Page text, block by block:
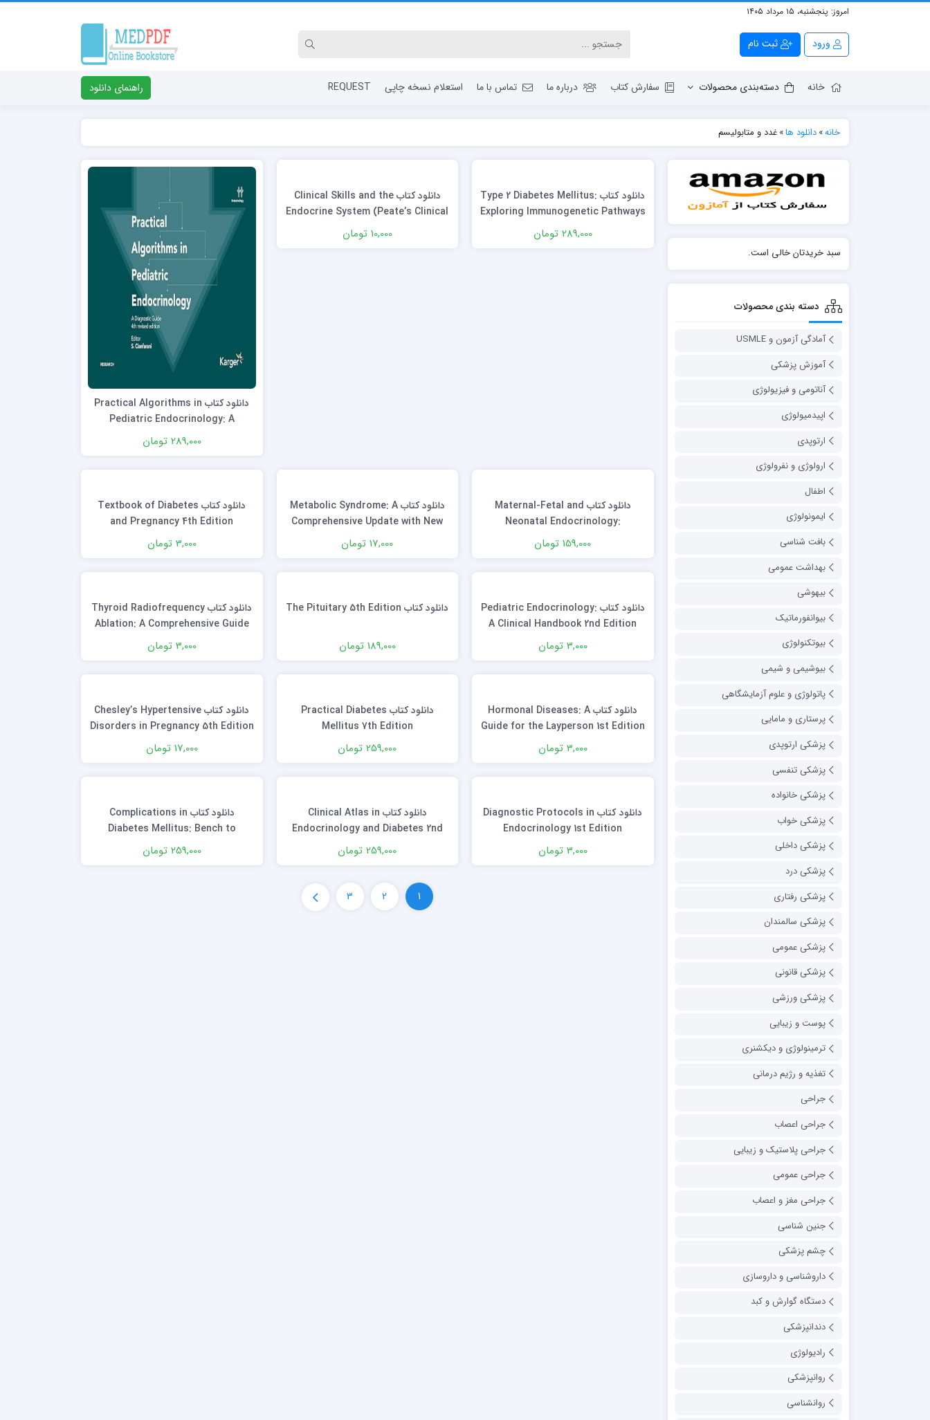
امروز: پنجشنبه، ۱۵ مرداد ۱۴۰۵
ورود ثبت نام
خانه دسته‌بندی محصولات سفارش کتاب درباره ما تماس با ما استعلام نسخه چاپی REQUEST راهنمای دانلود
خانه»دانلود ها»غدد و متابولیسم
دانلود كتاب Type 2 Diabetes Mellitus:
Exploring Immunogenetic Pathways
1st Edition
289,000 تومان
دانلود کتاب Clinical Skills and the
Endocrine System (Peate’s Clinical
Skills)10,000 تومان
دانلود کتاب Practical Algorithms in
Pediatric Endocrinology: A
Diagnostic Guide 4th Edition
289,000 تومان
دانلود کتاب Maternal-Fetal and
Neonatal Endocrinology:
Physiology, Pathophysiology, and
Clinical Management 2nd Edition
159,000 تومان
دانلود کتاب Metabolic Syndrome: A
Comprehensive Update with New
Insights 1st Edition
17,000 تومان
دانلود کتاب Textbook of Diabetes
and Pregnancy 4th Edition
3,000 تومان
دانلود كتاب Pediatric Endocrinology:
A Clinical Handbook 2nd Edition
3,000 تومان
دانلود کتاب The Pituitary 5th Edition
189,000 تومان
دانلود کتاب Thyroid Radiofrequency
Ablation: A Comprehensive Guide
1st Edition
3,000 تومان
دانلود کتاب Hormonal Diseases: A
Guide for the Layperson 1st Edition
3,000 تومان
دانلود کتاب Practical Diabetes
Mellitus 7th Edition
259,000 تومان
دانلود كتاب Chesley’s Hypertensive
Disorders in Pregnancy 5th Edition
17,000 تومان
دانلود كتاب Diagnostic Protocols in
Endocrinology 1st Edition
3,000 تومان
دانلود کتاب Clinical Atlas in
Endocrinology and Diabetes 2nd
Edition
259,000 تومان
دانلود کتاب Complications in
Diabetes Mellitus: Bench to
Bedside with a focus on Bone
Metabolism and Osteoporosis 1st
259,000 تومان
1
2
3
سبد خریدتان خالی است.
دسته بندی محصولات
آمادگی آزمون و USMLE
آموزش پزشکی
آناتومی و فیزیولوژی
اپیدمیولوژی
ارتوپدی
ارولوژی و نفرولوژی
اطفال
ایمونولوژی
بافت شناسی
بهداشت عمومی
بیهوشی
بیوانفورماتیک
بیوتکنولوژی
بیوشیمی و شیمی
پاتولوژی و علوم آزمایشگاهی
پرستاری و مامایی
پزشکی ارتوپدی
پزشکی تنفسی
پزشکی خانواده
پزشکی خواب
پزشکی داخلی
پزشکی درد
پزشکی رفتاری
پزشکی سالمندان
پزشکی عمومی
پزشکی قانونی
پزشکی ورزشی
پوست و زیبایی
ترمینولوژی و دیکشنری
تغذیه و رژیم درمانی
جراحی
جراحی اعصاب
جراحی پلاستیک و زیبایی
جراحی عمومی
جراحی مغز و اعصاب
جنین شناسی
چشم پزشکی
داروشناسی و داروسازی
دستگاه گوارش و کبد
دندانپزشکی
رادیولوژی
روانپزشکی
روانشناسی